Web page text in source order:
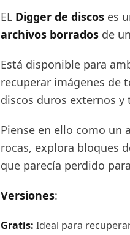
EL Digger de discos es
archivos borrados de
Está disponible para
recuperar imágenes de
discos duros externos
Piense en ello como un
rocas, explora bloques
que parecía perdido
Versiones:
Gratis: Ideal para